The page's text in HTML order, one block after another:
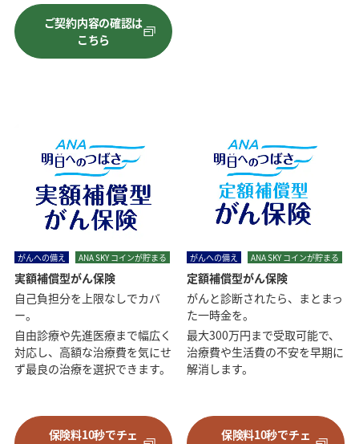
ご契約内容の確認は
こちら
がんへの備え ANA SKY コインが貯まる
実額補償型がん保険
自己負担分を上限なしでカバ
ー。
自由診療や先進医療まで幅広く
対応し、高額な治療費を気にせ
ず最良の治療を選択できます。
保険料10秒でチェ
がんへの備え ANA SKY コインが貯まる
定額補償型がん保険
がんと診断されたら、まとまっ
た一時金を。
最大300万円まで受取可能で、
治療費や生活費の不安を早期に
解消します。
保険料10秒でチェ